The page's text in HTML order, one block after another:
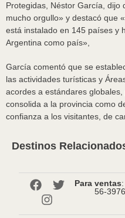
Protegidas, Néstor García, dijo
mucho orgullo» y destacó que
está instalado en 145 países y
Argentina como país»,
García comentó que se
las actividades turísticas y
acordes a estándares
consolida a la provincia como
confianza a los visitantes, de
Destinos
Para ventas
56-3976